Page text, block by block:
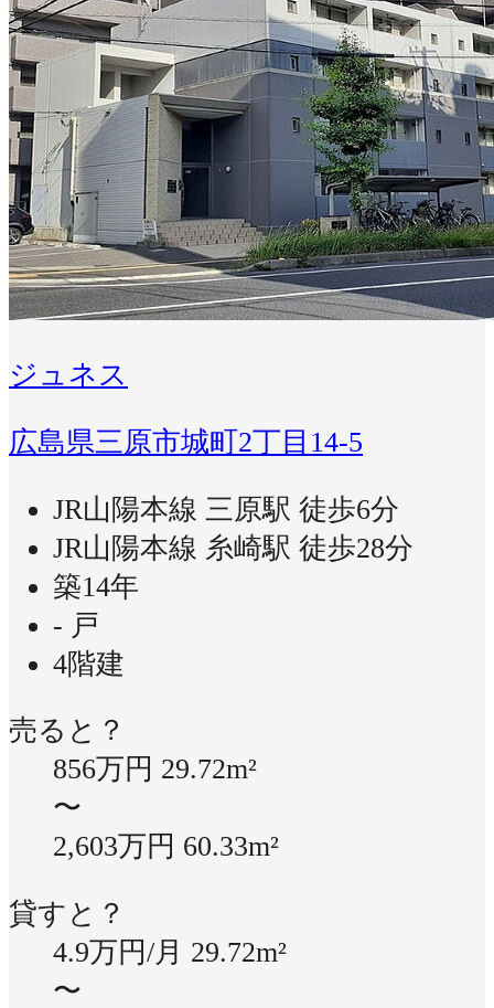
ジュネス
広島県三原市城町2丁目14-5
JR山陽本線 三原駅 徒歩6分
JR山陽本線 糸崎駅 徒歩28分
築14年
- 戸
4階建
売ると？
856万円 29.72m²
〜
2,603万円 60.33m²
貸すと？
4.9万円/月 29.72m²
〜